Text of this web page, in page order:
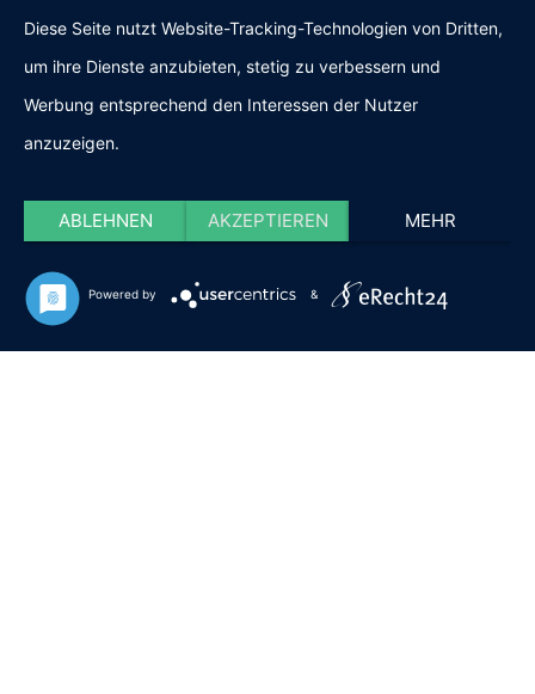
Diese Seite nutzt Website-Tracking-Technologien von Dritten,
um ihre Dienste anzubieten, stetig zu verbessern und
Werbung entsprechend den Interessen der Nutzer
anzuzeigen.
ABLEHNEN AKZEPTIEREN MEHR
Powered by &